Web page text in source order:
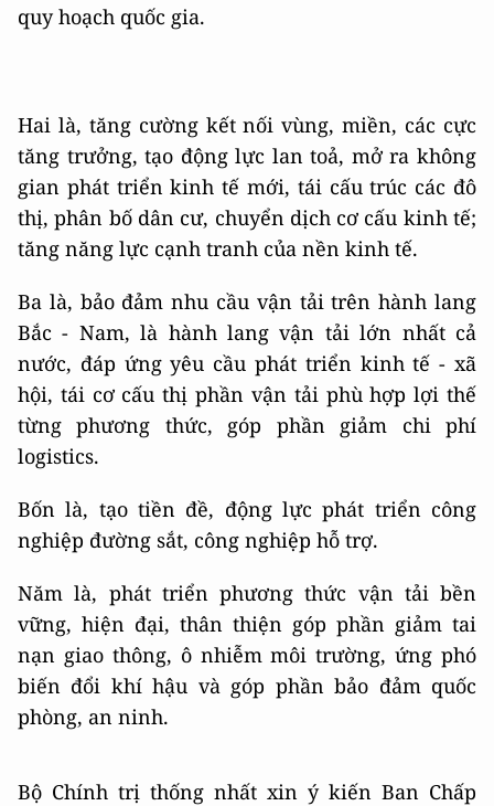
quy hoạch quốc gia.
Hai là, tăng cường kết nối vùng, miền, các cực
tăng trưởng, tạo động lực lan toả, mở ra không
gian phát triển kinh tế mới, tái cấu trúc các đô
thị, phân bố dân cư, chuyển dịch cơ cấu kinh tế;
tăng năng lực cạnh tranh của nền kinh tế.
Ba là, bảo đảm nhu cầu vận tải trên hành lang
Bắc - Nam, là hành lang vận tải lớn nhất cả
nước, đáp ứng yêu cầu phát triển kinh tế - xã
hội, tái cơ cấu thị phần vận tải phù hợp lợi thế
từng phương thức, góp phần giảm chi phí
logistics.
Bốn là, tạo tiền đề, động lực phát triển công
nghiệp đường sắt, công nghiệp hỗ trợ.
Năm là, phát triển phương thức vận tải bền
vững, hiện đại, thân thiện góp phần giảm tai
nạn giao thông, ô nhiễm môi trường, ứng phó
biến đổi khí hậu và góp phần bảo đảm quốc
phòng, an ninh.
Bộ Chính trị thống nhất xin ý kiến Ban Chấp